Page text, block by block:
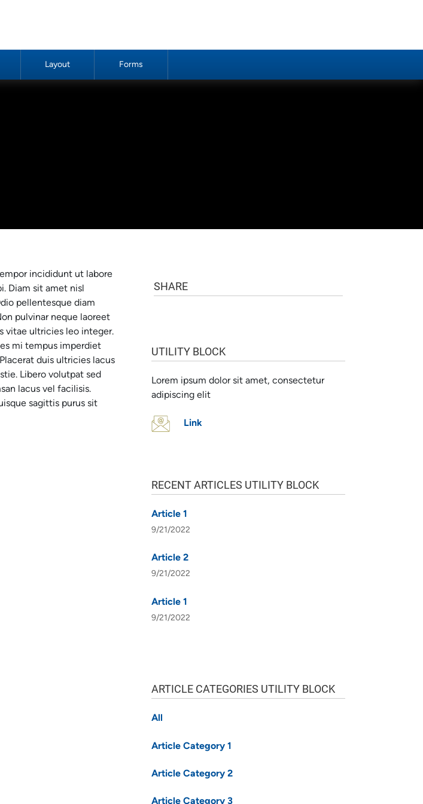
Layout Forms
incididunt ut labore
Diam sit amet nisl
pellentesque diam
pulvinar neque laoreet
vitae ultricies leo integer.
mi tempus imperdiet
duis ultricies lacus
Libero volutpat sed
lacus vel facilisis.
sagittis purus sit
SHARE
UTILITY BLOCK
Lorem ipsum dolor sit amet, consectetur
adipiscing elit
Link
RECENT ARTICLES UTILITY BLOCK
Article 1
9/21/2022
Article 2
9/21/2022
Article 1
9/21/2022
ARTICLE CATEGORIES UTILITY BLOCK
All
Article Category 1
Article Category 2
Article Category 3